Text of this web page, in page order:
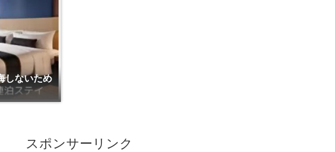
しないため
スポンサーリンク